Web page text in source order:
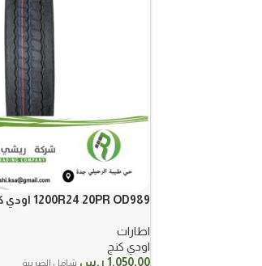
1200R24 20PR OD989 اودي كينج امامي
اطارات
اودي كنج
1.050,00 ر.س شامل الضريبة